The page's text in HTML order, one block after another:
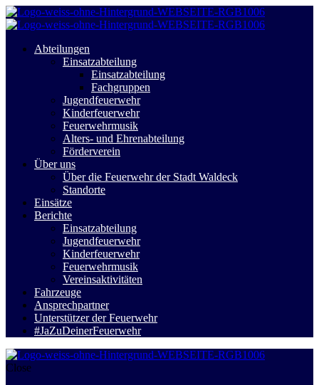
Abteilungen
Einsatzabteilung
Einsatzabteilung
Fachgruppen
Jugendfeuerwehr
Kinderfeuerwehr
Feuerwehrmusik
Alters- und Ehrenabteilung
Förderverein
Über uns
Über die Feuerwehr der Stadt Waldeck
Standorte
Einsätze
Berichte
Einsatzabteilung
Jugendfeuerwehr
Kinderfeuerwehr
Feuerwehrmusik
Vereinsaktivitäten
Fahrzeuge
Ansprechpartner
Unterstützer der Feuerwehr
#JaZuDeinerFeuerwehr
Close